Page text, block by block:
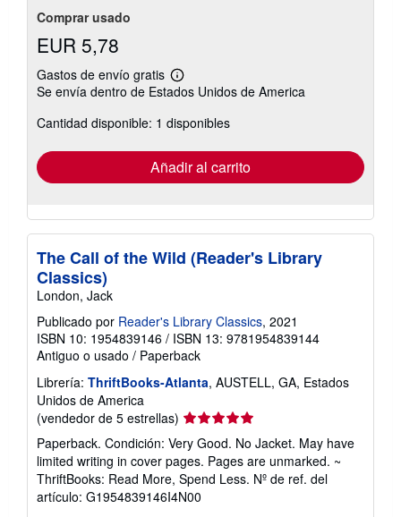
Comprar usado
EUR 5,78
Gastos de envío gratis
Más
información
las
tarifas
envío
Se envía dentro de Estados Unidos de America
Cantidad disponible: 1 disponibles
Añadir al carrito
The Call of the Wild (Reader's Library
Classics)
London, Jack
Publicado por Reader's Library Classics, 2021
ISBN 10: 1954839146 / ISBN 13: 9781954839144
Antiguo o usado / Paperback
Librería: ThriftBooks-Atlanta, AUSTELL, GA, Estados
Unidos de America
(vendedor de 5 estrellas) Calificación
del
vendedor:
5
de
5
Paperback. Condición: Very Good. No Jacket. May have
limited writing in cover pages. Pages are unmarked. ~
ThriftBooks: Read More, Spend Less. Nº de ref. del
artículo: G1954839146I4N00